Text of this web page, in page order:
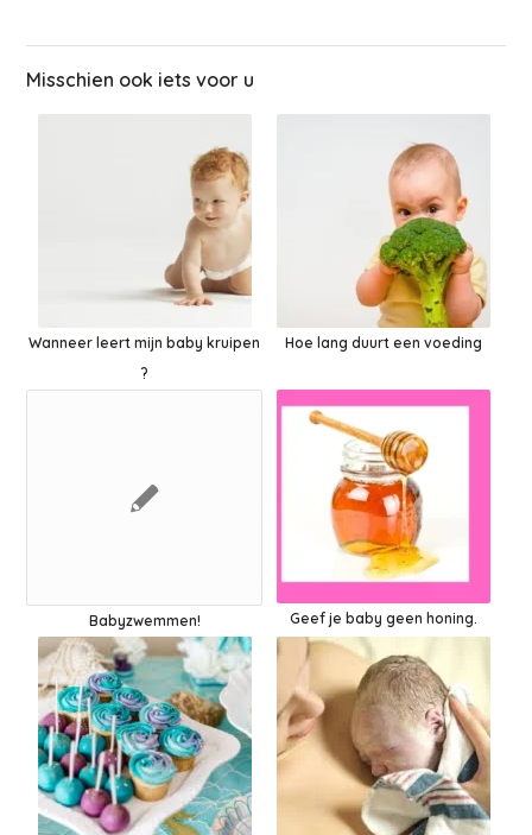
Misschien ook iets voor u
Wanneer leert mijn baby kruipen
?
Hoe lang duurt een voeding
Babyzwemmen! Geef je baby geen honing.